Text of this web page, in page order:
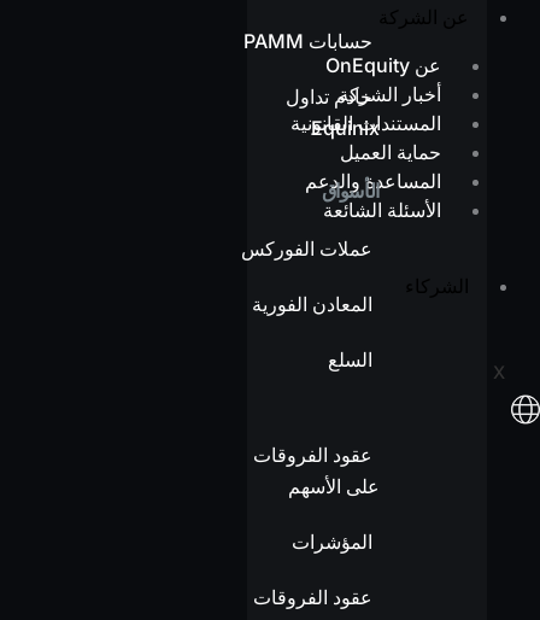
عن الشركة
عن OnEquity
أخبار الشركة
المستندات القانونية
حماية العميل
المساعدة والدعم
الأسئلة الشائعة
الشركاء
X
حسابات PAMM
خادم تداول
Equinix
الأسواق
عملات الفوركس
المعادن الفورية
السلع
عقود الفروقات
على الأسهم
المؤشرات
عقود الفروقات